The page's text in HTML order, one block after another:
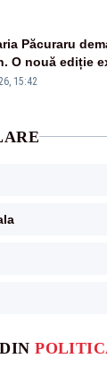
Păcuraru
O nouă ediție
„Miza Zilei” la
15:42